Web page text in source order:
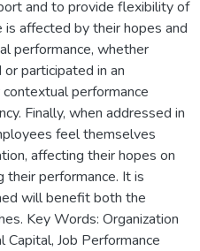
and to provide flexibility of
affected by their hopes and
performance, whether
participated in an
performance
Finally, when addressed in
feel themselves
affecting their hopes on
their performance. It is
will benefit both the
Key Words: Organization
Job Performance